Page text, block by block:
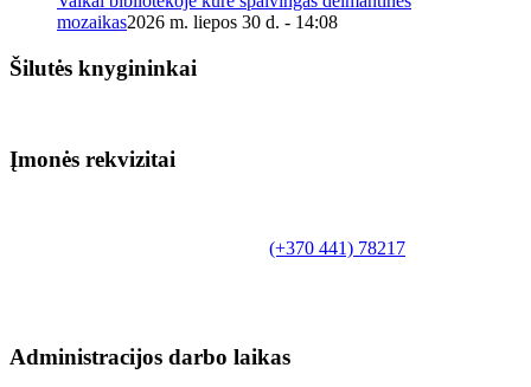
mozaikas2026 m. liepos 30 d. - 14:08
Šilutės knygininkai
Įmonės rekvizitai
(+370 441) 78217
Administracijos darbo laikas